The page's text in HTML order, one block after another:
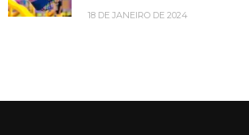
18 DE JANEIRO DE 2024